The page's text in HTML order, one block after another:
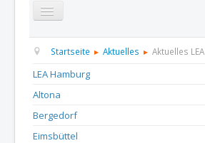
Startseite Über uns Aktuelles
Informationen
Kontakt
Startseite Aktuelles Aktuelles LEA
LEA Hamburg
Altona
Bergedorf
Eimsbüttel